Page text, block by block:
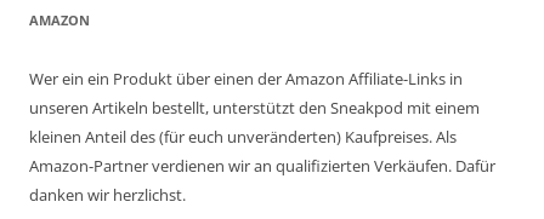
AMAZON
Wer ein ein Produkt über einen der Amazon Affiliate-Links in
unseren Artikeln bestellt, unterstützt den Sneakpod mit einem
kleinen Anteil des (für euch unveränderten) Kaufpreises. Als
Amazon-Partner verdienen wir an qualifizierten Verkäufen. Dafür
danken wir herzlichst.